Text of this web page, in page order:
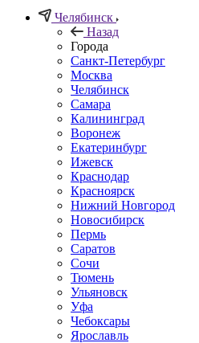
Челябинск
Назад
Города
Санкт-Петербург
Москва
Челябинск
Самара
Калининград
Воронеж
Екатеринбург
Ижевск
Краснодар
Красноярск
Нижний Новгород
Новосибирск
Пермь
Саратов
Сочи
Тюмень
Ульяновск
Уфа
Чебоксары
Ярославль